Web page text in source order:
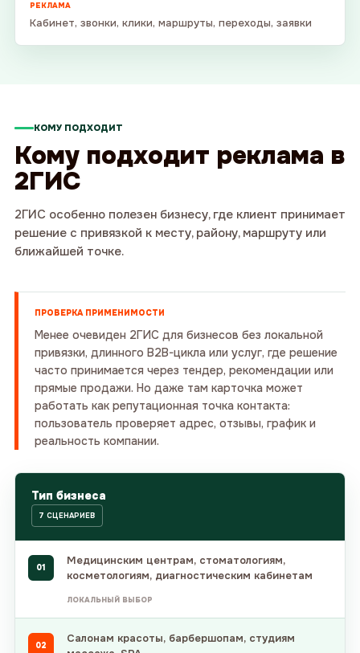
РЕКЛАМА
Кабинет, звонки, клики, маршруты, переходы, заявки
КОМУ ПОДХОДИТ
Кому подходит реклама в
2ГИС
2ГИС особенно полезен бизнесу, где клиент принимает
решение с привязкой к месту, району, маршруту или
ближайшей точке.
ПРОВЕРКА ПРИМЕНИМОСТИ
Менее очевиден 2ГИС для бизнесов без локальной
привязки, длинного B2B-цикла или услуг, где решение
часто принимается через тендер, рекомендации или
прямые продажи. Но даже там карточка может
работать как репутационная точка контакта:
пользователь проверяет адрес, отзывы, график и
реальность компании.
Тип бизнеса
7 СЦЕНАРИЕВ
01
Медицинским центрам, стоматологиям,
косметологиям, диагностическим кабинетам
ЛОКАЛЬНЫЙ ВЫБОР
02
Салонам красоты, барбершопам, студиям